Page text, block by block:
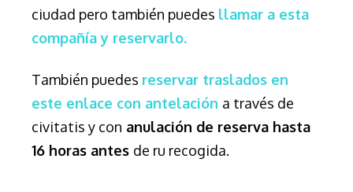
ciudad pero también puedes llamar a esta
compañía y reservarlo.
También puedes reservar traslados en
este enlace con antelación a través de
civitatis y con anulación de reserva hasta
16 horas antes de ru recogida.